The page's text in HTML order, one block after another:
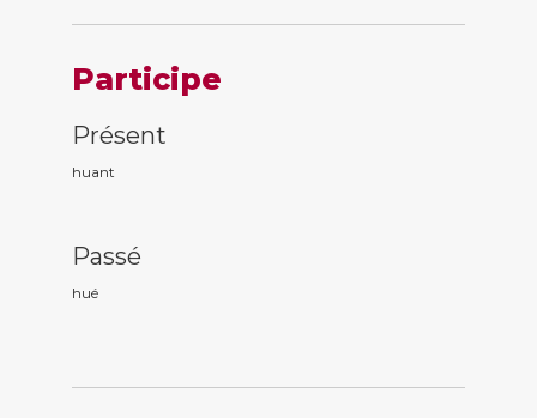
Participe
Présent
huant
Passé
hué